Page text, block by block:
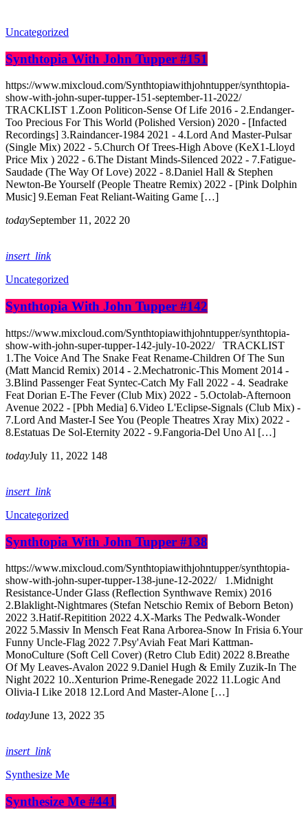
Uncategorized
Synthtopia With John Tupper #151
https://www.mixcloud.com/Synthtopiawithjohntupper/synthtopia-
show-with-john-super-tupper-151-september-11-2022/
TRACKLIST 1.Zoon Politicon-Sense Of Life 2016 - 2.Endanger-
Too Precious For This World (Polished Version) 2020 - [Infacted
Recordings] 3.Raindancer-1984 2021 - 4.Lord And Master-Pulsar
(Single Mix) 2022 - 5.Church Of Trees-High Above (KeX1-Lloyd
Price Mix ) 2022 - 6.The Distant Minds-Silenced 2022 - 7.Fatigue-
Saudade (The Way Of Love) 2022 - 8.Daniel Hall & Stephen
Newton-Be Yourself (People Theatre Remix) 2022 - [Pink Dolphin
Music] 9.Eeman Feat Reliant-Waiting Game […]
todaySeptember 11, 2022 20
insert_link
Uncategorized
Synthtopia With John Tupper #142
https://www.mixcloud.com/Synthtopiawithjohntupper/synthtopia-
show-with-john-super-tupper-142-july-10-2022/ TRACKLIST
1.The Voice And The Snake Feat Rename-Children Of The Sun
(Matt Mancid Remix) 2014 - 2.Mechatronic-This Moment 2014 -
3.Blind Passenger Feat Syntec-Catch My Fall 2022 - 4. Seadrake
Feat Dorian E-The Fever (Club Mix) 2022 - 5.Octolab-Afternoon
Avenue 2022 - [Pbh Media] 6.Video L'Eclipse-Signals (Club Mix) -
7.Lord And Master-I See You (People Theatres Xray Mix) 2022 -
8.Estatuas De Sol-Eternity 2022 - 9.Fangoria-Del Uno Al […]
todayJuly 11, 2022 148
insert_link
Uncategorized
Synthtopia With John Tupper #138
https://www.mixcloud.com/Synthtopiawithjohntupper/synthtopia-
show-with-john-super-tupper-138-june-12-2022/ 1.Midnight
Resistance-Under Glass (Reflection Synthwave Remix) 2016
2.Blaklight-Nightmares (Stefan Netschio Remix of Beborn Beton)
2022 3.Hatif-Repitition 2022 4.X-Marks The Pedwalk-Wonder
2022 5.Massiv In Mensch Feat Rana Arborea-Snow In Frisia 6.Your
Funny Uncle-Flag 2022 7.Psy'Aviah Feat Mari Kattman-
MonoCulture (Soft Cell Cover) (Retro Club Edit) 2022 8.Breathe
Of My Leaves-Avalon 2022 9.Daniel Hugh & Emily Zuzik-In The
Night 2022 10..Xenturion Prime-Renegade 2022 11.Logic And
Olivia-I Like 2018 12.Lord And Master-Alone […]
todayJune 13, 2022 35
insert_link
Synthesize Me
Synthesize Me #441